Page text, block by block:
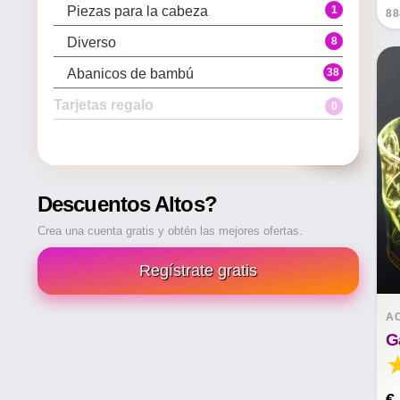
Piezas para la cabeza 1
Diverso 8
Abanicos de bambú 38
Tarjetas regalo 0
Descuentos Altos?
Crea una cuenta gratis y obtén las mejores ofertas.
Regístrate gratis